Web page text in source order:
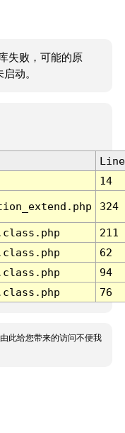
失败，可能的原
动。
Line
14
324
211
62
94
76
此给您带来的访问不便我